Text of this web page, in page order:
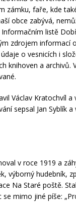
zámku, faře, kde
obce zabývá,
listě
zdrojem informací
o vesnicích i
knihoven a archivů.
Václav Kratochvíl a
sepsal Jan Syblík
v roce 1919 a
výborný hudebník,
Na Staré poště.
mimo jiné píše: